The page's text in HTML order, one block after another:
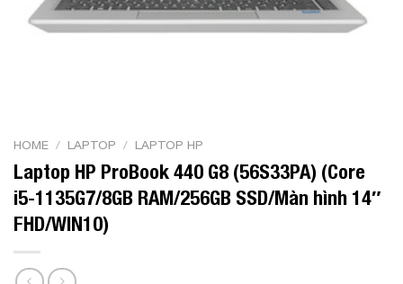
HOME / LAPTOP / LAPTOP HP
Laptop HP ProBook 440 G8 (56S33PA) (Core
i5-1135G7/8GB RAM/256GB SSD/Màn hình 14″
FHD/WIN10)